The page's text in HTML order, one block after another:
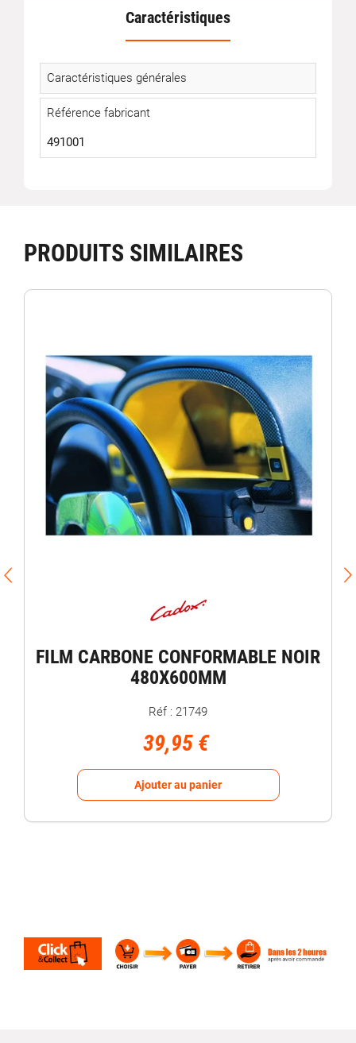
Caractéristiques
Caractéristiques générales
Référence fabricant
491001
PRODUITS SIMILAIRES
FILM CARBONE CONFORMABLE NOIR
480X600MM
Réf : 21749
39,95 €
Ajouter au panier